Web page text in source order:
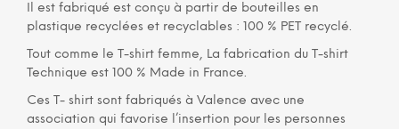
Il est fabriqué est conçu à partir de bouteilles en
plastique recyclées et recyclables : 100 % PET recyclé.
Tout comme le T-shirt femme, La fabrication du T-shirt
Technique est 100 % Made in France.
Ces T- shirt sont fabriqués à Valence avec une
association qui favorise l’insertion pour les personnes